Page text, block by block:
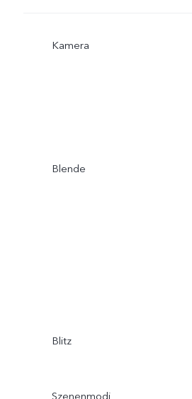
Kamera
Blende
Blitz
Szenenmodi